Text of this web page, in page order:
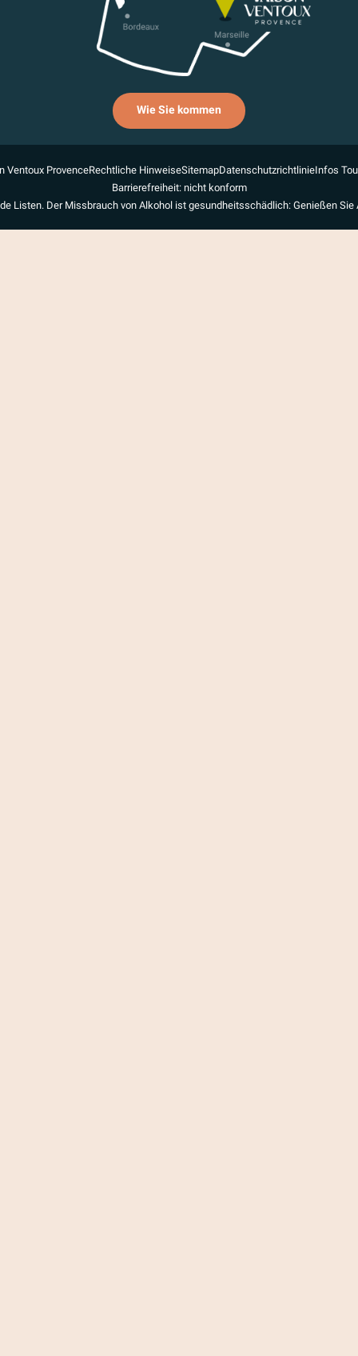
Wie Sie kommen
Ventoux ProvenceRechtliche HinweiseSitemapDatenschutzrichtlinieInfos
Barrierefreiheit: nicht konform
Listen. Der Missbrauch von Alkohol ist gesundheitsschädlich: Genießen Sie